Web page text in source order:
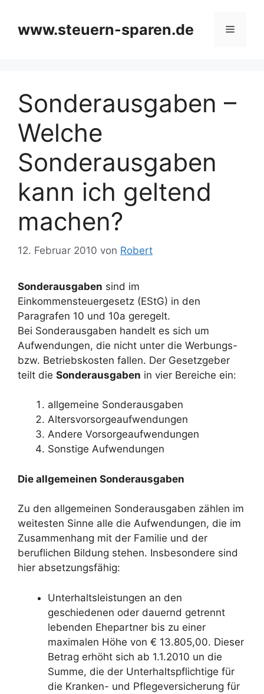
springen
www.steuern-sparen.de Menü
Sonderausgaben –
Welche
Sonderausgaben
kann ich geltend
machen?
12. Februar 2010 von Robert
Sonderausgaben sind im
Einkommensteuergesetz (EStG) in den
Paragrafen 10 und 10a geregelt.
Bei Sonderausgaben handelt es sich um
Aufwendungen, die nicht unter die Werbungs-
bzw. Betriebskosten fallen. Der Gesetzgeber
teilt die Sonderausgaben in vier Bereiche ein:
allgemeine Sonderausgaben
Altersvorsorgeaufwendungen
Andere Vorsorgeaufwendungen
Sonstige Aufwendungen
Die allgemeinen Sonderausgaben
Zu den allgemeinen Sonderausgaben zählen im
weitesten Sinne alle die Aufwendungen, die im
Zusammenhang mit der Familie und der
beruflichen Bildung stehen. Insbesondere sind
hier absetzungsfähig:
Unterhaltsleistungen an den
geschiedenen oder dauernd getrennt
lebenden Ehepartner bis zu einer
maximalen Höhe von € 13.805,00. Dieser
Betrag erhöht sich ab 1.1.2010 un die
Summe, die der Unterhaltspflichtige für
die Kranken- und Pflegeversicherung für